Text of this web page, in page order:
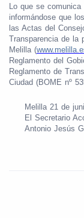
Lo que se
informándose que
las Actas del
Transparencia de la
Melilla (
Reglamento del
Reglamento de
Ciudad (BOME nº
Melilla 21 de
El Secretario
Antonio Jesús